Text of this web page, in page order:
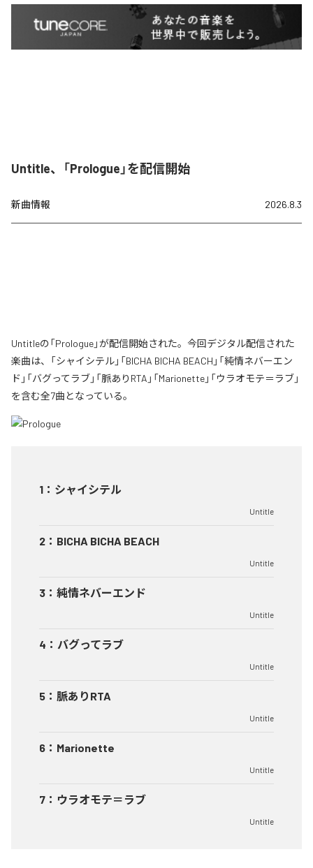
Untitle、「Prologue」を配信開始
新曲情報 2026.8.3
Untitleの「Prologue」が配信開始された。今回デジタル配信された
楽曲は、「シャイシテル」「BICHA BICHA BEACH」「純情ネバーエン
ド」「バグってラブ」「脈ありRTA」「Marionette」「ウラオモテ＝ラブ」
を含む全7曲となっている。
1 ： シャイシテル
Untitle
2 ： BICHA BICHA BEACH
Untitle
3 ： 純情ネバーエンド
Untitle
4 ： バグってラブ
Untitle
5 ： 脈ありRTA
Untitle
6 ： Marionette
Untitle
7 ： ウラオモテ＝ラブ
Untitle